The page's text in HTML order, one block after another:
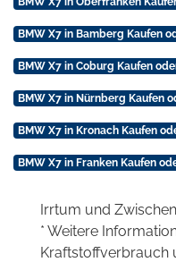
BMW X7 in Bamberg Kaufen
BMW X7 in Coburg Kaufen
BMW X7 in Nürnberg Kaufen
BMW X7 in Kronach Kaufen
BMW X7 in Franken Kaufen
Irrtum und
* Weitere
Kraftstoffverbrauch